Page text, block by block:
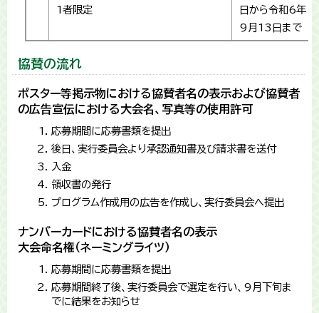
1者限定
日から令和6年
9月13日まで
協賛の流れ
ポスター等掲示物における協賛者名の表示および協賛者
の広告宣伝における大会名、写真等の使用許可
応募期間に応募書類を提出
後日、実行委員会より承認通知書及び請求書を送付
入金
領収書の発行
プログラム作成用の広告を作成し、実行委員会へ提出
ナンバーカードにおける協賛者名の表示
大会命名権（ネーミングライツ）
応募期間に応募書類を提出
応募期間終了後、実行委員会で選定を行い、9月下旬ま
でに結果をお知らせ